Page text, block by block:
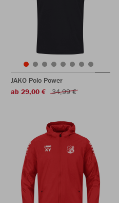
JAKO Polo Power
ab 29,00 €
34,99 €